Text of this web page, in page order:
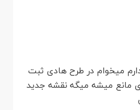
میخوام در طرح هادی ثبت
مانع میشه میگه نقشه جدید